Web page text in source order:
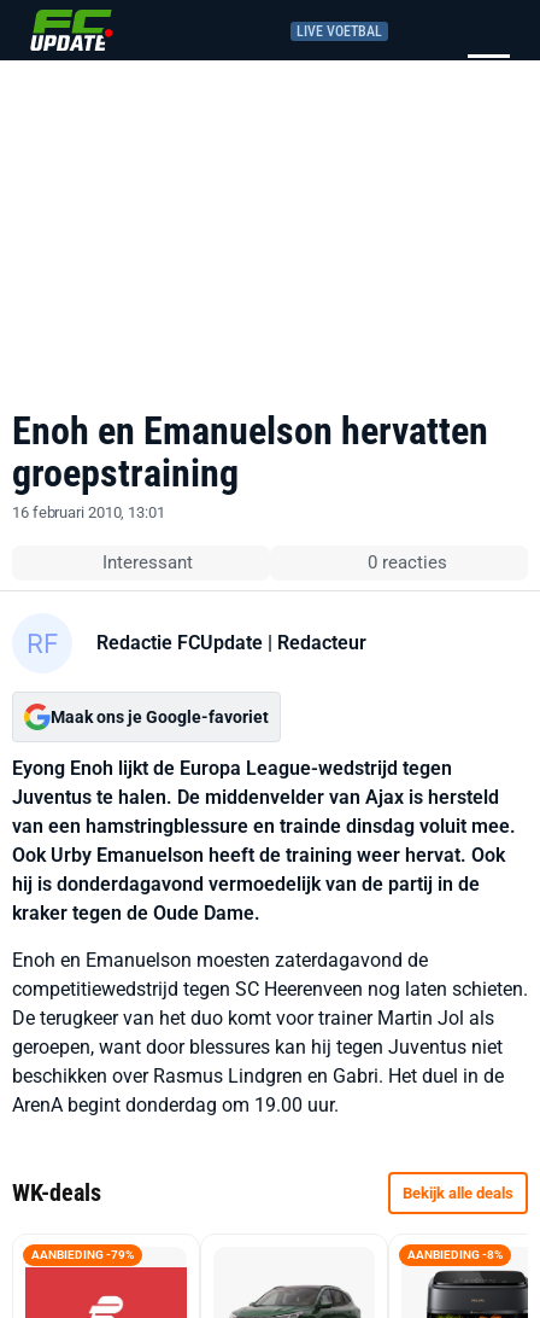
LIVE VOETBAL
Enoh en Emanuelson hervatten
groepstraining
16 februari 2010, 13:01
Interessant 0 reacties
Redactie FCUpdate | Redacteur
Maak ons je Google-favoriet
Eyong Enoh lijkt de Europa League-wedstrijd tegen
Juventus te halen. De middenvelder van Ajax is hersteld
van een hamstringblessure en trainde dinsdag voluit mee.
Ook Urby Emanuelson heeft de training weer hervat. Ook
hij is donderdagavond vermoedelijk van de partij in de
kraker tegen de Oude Dame.
Enoh en Emanuelson moesten zaterdagavond de
competitiewedstrijd tegen SC Heerenveen nog laten schieten.
De terugkeer van het duo komt voor trainer Martin Jol als
geroepen, want door blessures kan hij tegen Juventus niet
beschikken over Rasmus Lindgren en Gabri. Het duel in de
ArenA begint donderdag om 19.00 uur.
WK-deals Bekijk alle deals
AANBIEDING -79% AANBIEDING -8%